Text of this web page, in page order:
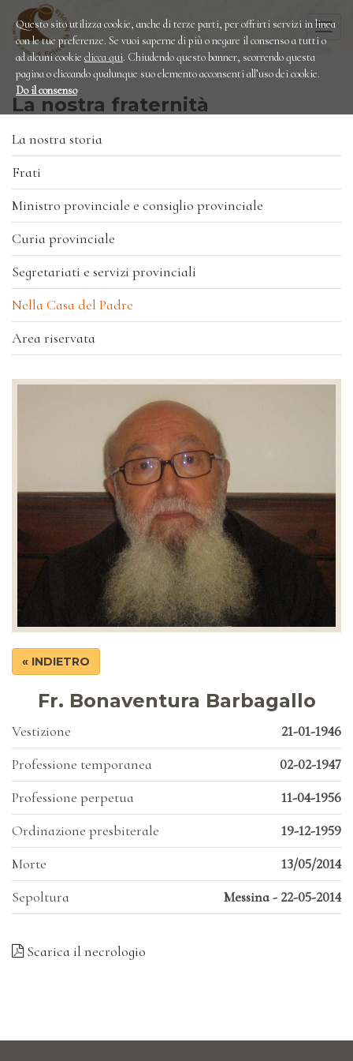
La nostra fraternità
La nostra storia
Frati
Ministro provinciale e consiglio provinciale
Curia provinciale
Segretariati e servizi provinciali
Nella Casa del Padre
Area riservata
« INDIETRO
Fr. Bonaventura Barbagallo
Vestizione
21-01-1946
Professione temporanea
02-02-1947
Professione perpetua
11-04-1956
Ordinazione presbiterale
19-12-1959
Morte
13/05/2014
Sepoltura
Messina - 22-05-2014
Scarica il necrologio
Questo sito utilizza cookie, anche di terze parti, per offrirti servizi in linea
con le tue preferenze. Se vuoi saperne di più o negare il consenso a tutti o
ad alcuni cookie clicca qui. Chiudendo questo banner, scorrendo questa
pagina o cliccando qualunque suo elemento acconsenti all’uso dei cookie.
Do il consenso